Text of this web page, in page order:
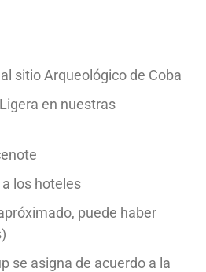
sitio Arqueológico de Coba
en nuestras
los hoteles
puede haber
se asigna de acuerdo a la